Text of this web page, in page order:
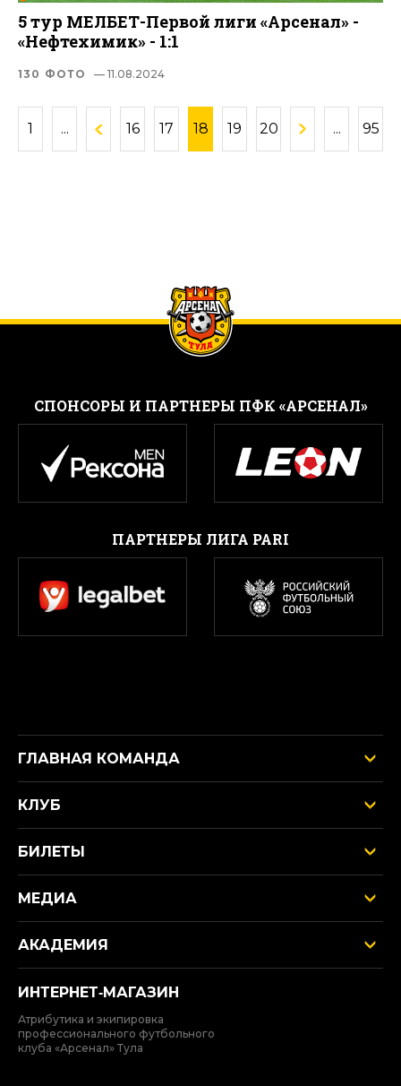
5 тур МЕЛБЕТ-Первой лиги «Арсенал» -
«Нефтехимик» - 1:1
130 ФОТО — 11.08.2024
1 ... 16 17 18 19 20 ... 95
CПОНСОРЫ И ПАРТНЕРЫ ПФК «АРСЕНАЛ»
ПАРТНЕРЫ ЛИГА PARI
ГЛАВНАЯ КОМАНДА
КЛУБ
БИЛЕТЫ
МЕДИА
АКАДЕМИЯ
ИНТЕРНЕТ‑МАГАЗИН
Атрибутика и экипировка
профессионального футбольного
клуба «Арсенал» Тула